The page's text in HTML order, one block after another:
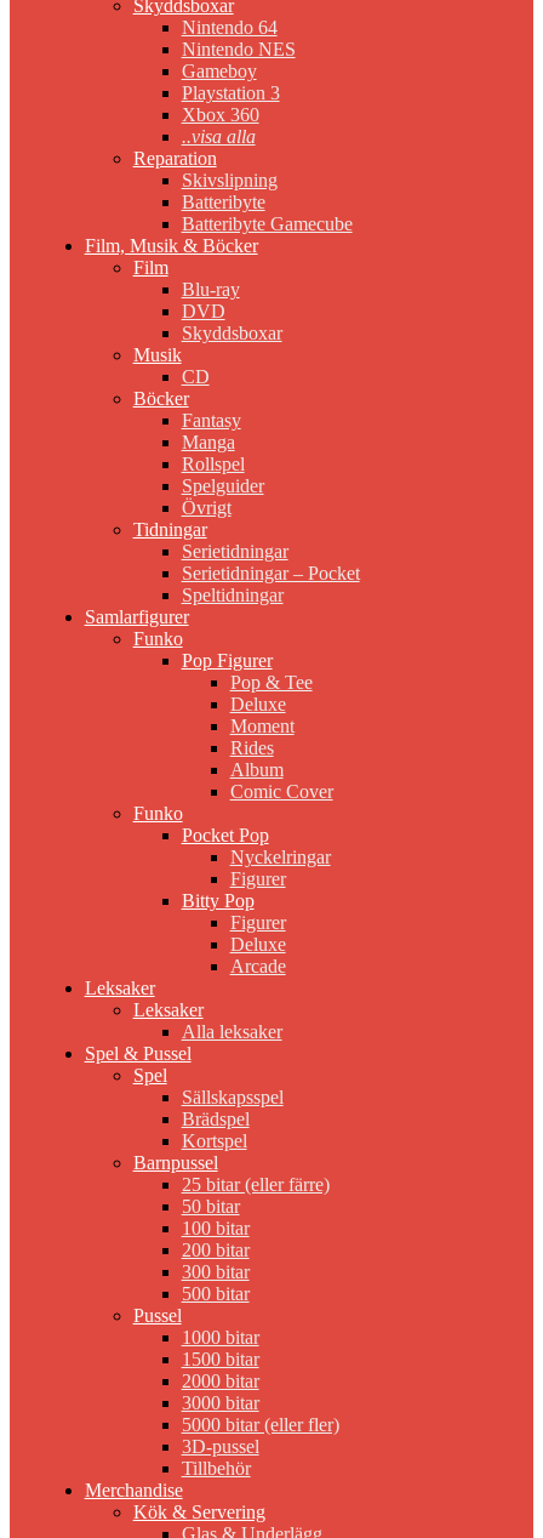
Skyddsboxar
Nintendo 64
Nintendo NES
Gameboy
Playstation 3
Xbox 360
..visa alla
Reparation
Skivslipning
Batteribyte
Batteribyte Gamecube
Film, Musik & Böcker
Film
Blu-ray
DVD
Skyddsboxar
Musik
CD
Böcker
Fantasy
Manga
Rollspel
Spelguider
Övrigt
Tidningar
Serietidningar
Serietidningar – Pocket
Speltidningar
Samlarfigurer
Funko
Pop Figurer
Pop & Tee
Deluxe
Moment
Rides
Album
Comic Cover
Funko
Pocket Pop
Nyckelringar
Figurer
Bitty Pop
Figurer
Deluxe
Arcade
Leksaker
Leksaker
Alla leksaker
Spel & Pussel
Spel
Sällskapsspel
Brädspel
Kortspel
Barnpussel
25 bitar (eller färre)
50 bitar
100 bitar
200 bitar
300 bitar
500 bitar
Pussel
1000 bitar
1500 bitar
2000 bitar
3000 bitar
5000 bitar (eller fler)
3D-pussel
Tillbehör
Merchandise
Kök & Servering